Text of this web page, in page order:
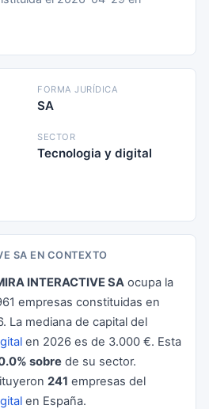
FORMA JURÍDICA
SA
SECTOR
Tecnologia y digital
SA EN CONTEXTO
INTERACTIVE SA ocupa la
empresas constituidas en
La mediana de capital del
en 2026 es de 3.000 €. Esta
sobre de su sector.
241 empresas del
en España.